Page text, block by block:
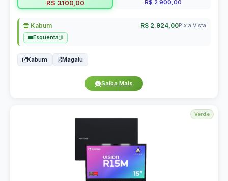
R$ 3.100,00 R$ 2.900,00
Kabum R$ 2.924,00Pix a Vista
Esquenta
Kabum Magalu
Saiba Mais
Verde